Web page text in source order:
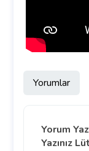
Yorumlar
Yorum
Yazınız